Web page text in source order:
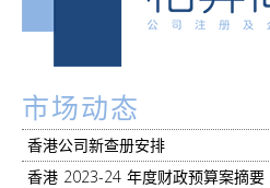
市场动态
香港公司新查册安排
香港 2023-24 年度财政预算案摘要